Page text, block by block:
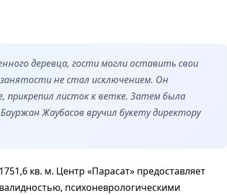
деревца, гости могли оставить свои
не стал исключением. Он
прикрепил листок к ветке. Затем была
Жаубасов вручил букету директору
кв. м. Центр «Парасат» предоставляет
психоневрологическими